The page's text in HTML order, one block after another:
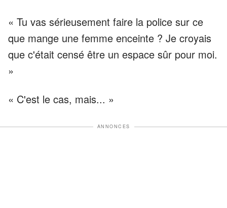
« Tu vas sérieusement faire la police sur ce
que mange une femme enceinte ? Je croyais
que c'était censé être un espace sûr pour moi.
»
« C'est le cas, mais... »
ANNONCES